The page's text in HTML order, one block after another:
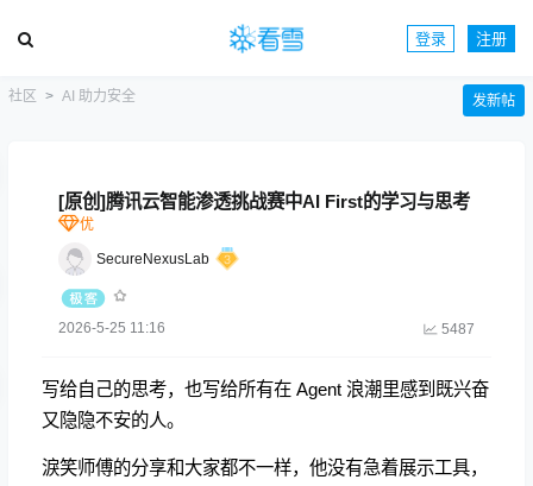
登录 注册
社区 AI 助力安全 发新帖
[原创]腾讯云智能渗透挑战赛中AI First的学习与思考
SecureNexusLab
2026-5-25 11:16 5487
写给自己的思考，也写给所有在 Agent 浪潮里感到既兴奋
又隐隐不安的人。
淚笑师傅的分享和大家都不一样，他没有急着展示工具，